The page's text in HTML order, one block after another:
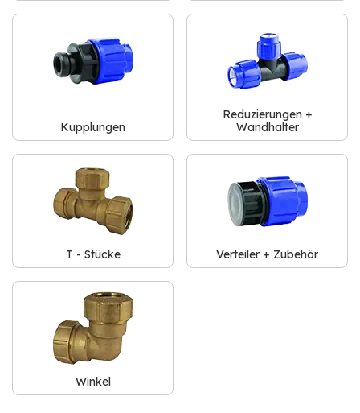
Kupplungen
Reduzierungen +
Wandhalter
T - Stücke Verteiler + Zubehör
Winkel